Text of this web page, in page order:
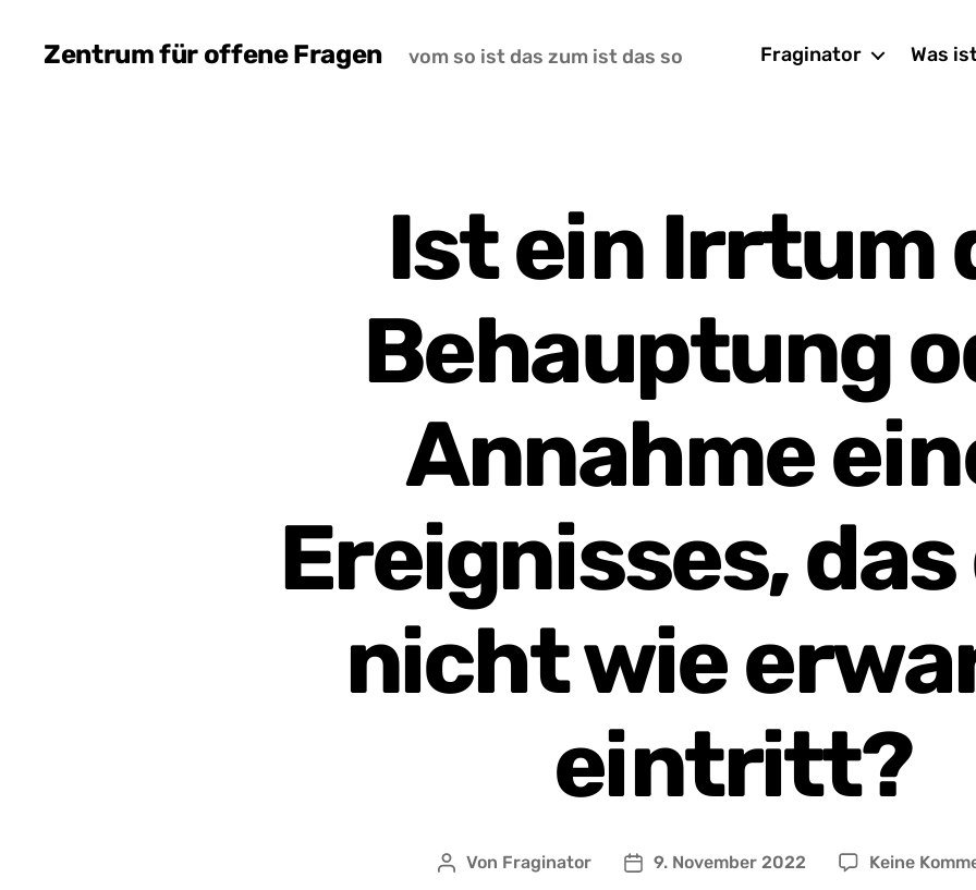
Zentrum für offene Fragen vom so ist das zum ist das so Fraginator Was
Ist ein Irrtum
Behauptung
Annahme
Ereignisses,
nicht wie
eintritt?
Beitragsautor
Von Fraginator Beitragsdatum
9. November 2022 Keine